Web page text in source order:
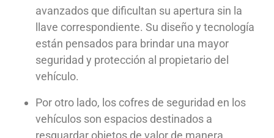
avanzados que dificultan su apertura sin la
llave correspondiente. Su diseño y tecnología
están pensados para brindar una mayor
seguridad y protección al propietario del
vehículo.
Por otro lado, los cofres de seguridad en los
vehículos son espacios destinados a
resguardar objetos de valor de manera